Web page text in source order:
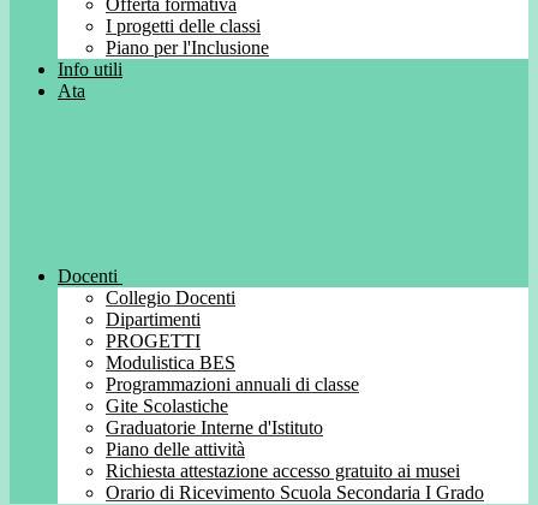
Offerta formativa
I progetti delle classi
Piano per l'Inclusione
Info utili
Ata
Docenti
Collegio Docenti
Dipartimenti
PROGETTI
Modulistica BES
Programmazioni annuali di classe
Gite Scolastiche
Graduatorie Interne d'Istituto
Piano delle attività
Richiesta attestazione accesso gratuito ai musei
Orario di Ricevimento Scuola Secondaria I Grado